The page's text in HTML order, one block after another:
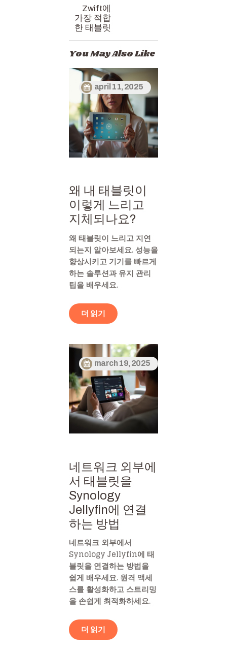
Zwift에
가장 적합
한 태블릿
You May Also Like
april 11, 2025
왜 내 태블릿이
이렇게 느리고
지체되나요?
왜 태블릿이 느리고 지연
되는지 알아보세요. 성능을
향상시키고 기기를 빠르게
하는 솔루션과 유지 관리
팁을 배우세요.
더 읽기
march 19, 2025
네트워크 외부에
서 태블릿을
Synology
Jellyfin에 연결
하는 방법
네트워크 외부에서
Synology Jellyfin에 태
블릿을 연결하는 방법을
쉽게 배우세요. 원격 액세
스를 활성화하고 스트리밍
을 손쉽게 최적화하세요.
더 읽기